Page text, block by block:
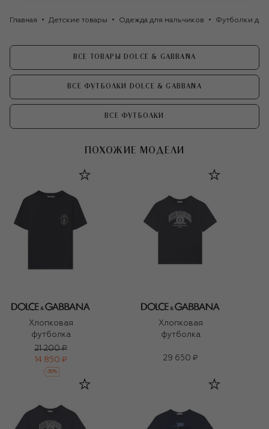
Главная Детские товары Одежда для мальчиков Футболки
ВСЕ ТОВАРЫ DOLCE & GABBANA
ВСЕ ФУТБОЛКИ DOLCE & GABBANA
ВСЕ ФУТБОЛКИ
ПОХОЖИЕ МОДЕЛИ
Хлопковая
футболка
21 200 ₽
14 850 ₽
-30%
Хлопковая
футболка
29 650 ₽